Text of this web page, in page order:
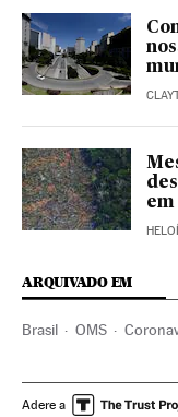
em
ARQUIVADO EM
Brasil OMS
Ministério Saúde
Adere a